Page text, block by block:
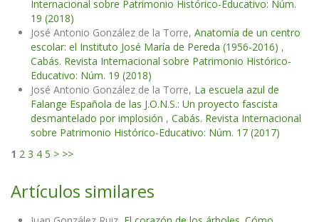
Internacional sobre Patrimonio Histórico-Educativo: Núm.
19 (2018)
José Antonio González de la Torre, Anatomía de un centro
escolar: el Instituto José María de Pereda (1956-2016) ,
Cabás. Revista Internacional sobre Patrimonio Histórico-
Educativo: Núm. 19 (2018)
José Antonio González de la Torre, La escuela azul de
Falange Española de las J.O.N.S.: Un proyecto fascista
desmantelado por implosión , Cabás. Revista Internacional
sobre Patrimonio Histórico-Educativo: Núm. 17 (2017)
1 2 3 4 5 > >>
Artículos similares